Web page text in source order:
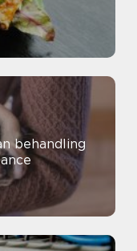
behandling